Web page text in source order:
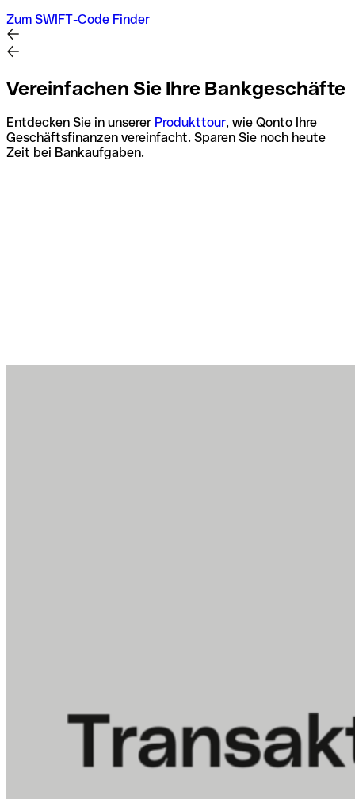
Zum SWIFT-Code Finder
Vereinfachen Sie Ihre Bankgeschäfte
Entdecken Sie in unserer Produkttour, wie Qonto Ihre
Geschäftsfinanzen vereinfacht. Sparen Sie noch heute
Zeit bei Bankaufgaben.